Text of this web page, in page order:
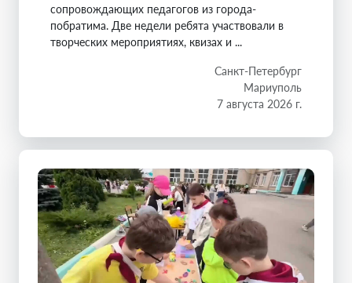
сопровождающих педагогов из города-
побратима. Две недели ребята участвовали в
творческих мероприятиях, квизах и ...
Санкт-Петербург
Мариуполь
7 августа 2026 г.